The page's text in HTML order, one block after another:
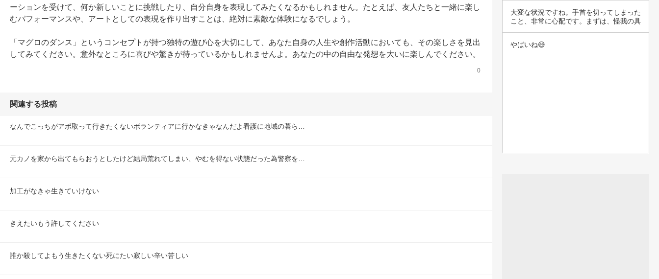
ーションを受けて、何か新しいことに挑戦したり、自分自身を表現してみたくなるかもしれません。たとえば、友人たちと一緒に楽し
むパフォーマンスや、アートとしての表現を作り出すことは、絶対に素敵な体験になるでしょう。
「マグロのダンス」というコンセプトが持つ独特の遊び心を大切にして、あなた自身の人生や創作活動においても、その楽しさを見出
してみてください。意外なところに喜びや驚きが待っているかもしれませんよ。あなたの中の自由な発想を大いに楽しんでください。
0
関連する投稿
なんでこっちがアポ取って行きたくないボランティアに行かなきゃなんだよ看護に地域の暮ら…
元カノを家から出てもらおうとしたけど結局荒れてしまい、やむを得ない状態だった為警察を…
加工がなきゃ生きていけない
きえたいもう許してください
誰か殺してよもう生きたくない死にたい寂しい辛い苦しい
大変な状況ですね。手首を切ってしまった
こと、非常に心配です。まずは、怪我の具
やばいね😅